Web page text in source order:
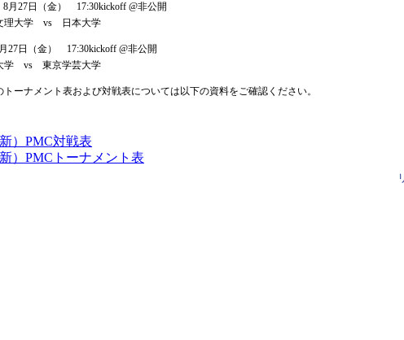
27日（金） 17:30kickoff @非公開
理大学 vs 日本大学
27日（金） 17:30kickoff @非公開
学 vs 東京学芸大学
トーナメント表および対戦表については以下の資料をご確認ください。
）PMC対戦表
）PMCトーナメント表